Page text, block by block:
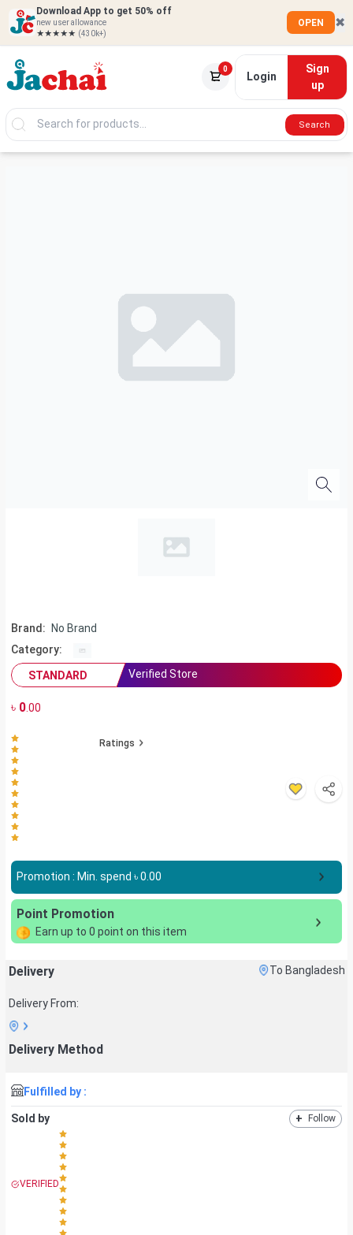
Download App to get 50% off
new user allowance
★★★★★ (430k+)
OPEN ✖
0
Login
Sign
up
Search
Brand:
No Brand
Category:
STANDARD
Verified Store
৳ 0.00
Ratings
Promotion : Min. spend ৳0.00
Point Promotion
Earn up to 0 point on this item
Delivery To Bangladesh
Delivery From:
Delivery Method
Fulfilled by :
Sold by + Follow
VERIFIED